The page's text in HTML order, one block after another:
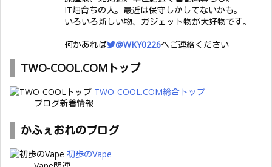
IT畑育ちの人。最近は保守しかしてないかも。
いろいろ新しい物、ガジェット物が大好物です。
何かあれば
@WKY0226へご連絡ください
TWO-COOL.COMトップ
TWO-COOL.COM総合トップ
ブログ新着情報
かふぇおれのブログ
初歩のVape